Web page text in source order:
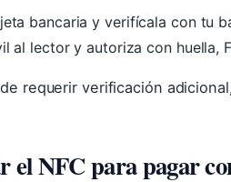
bancaria y verifícala con tu
al lector y autoriza con huella,
requerir verificación
el NFC para pagar